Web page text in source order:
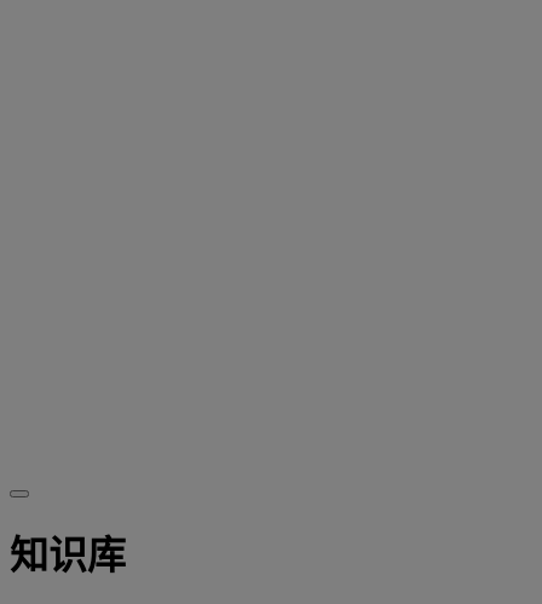
知识库